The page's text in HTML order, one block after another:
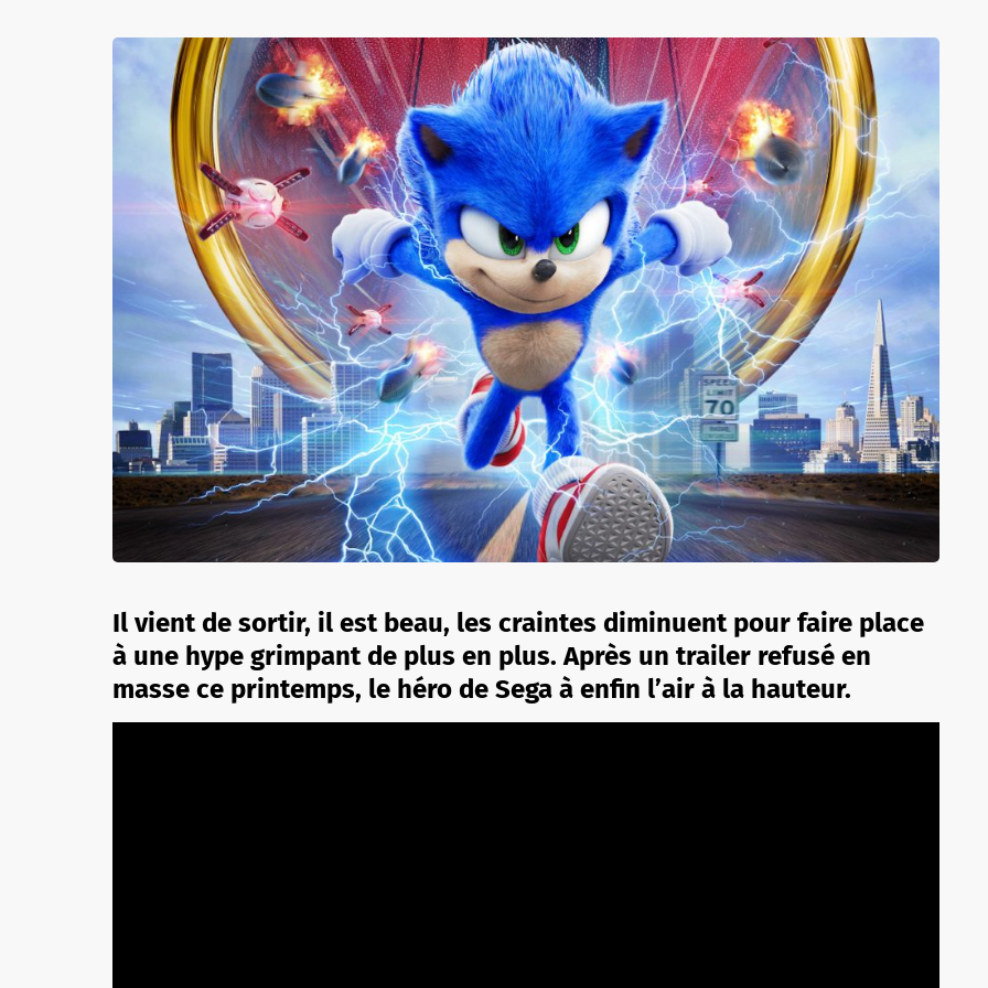
Il vient de sortir, il est beau, les craintes diminuent pour faire place
à une hype grimpant de plus en plus. Après un trailer refusé en
masse ce printemps, le héro de Sega à enfin l’air à la hauteur.